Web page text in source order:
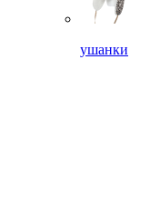
ушанки